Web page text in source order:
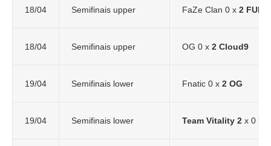
18/04 Semifinais upper FaZe Clan 0 x 2
18/04 Semifinais upper OG 0 x 2 Cloud9
19/04 Semifinais lower Fnatic 0 x 2 OG
19/04 Semifinais lower Team Vitality 2 x 0 ?